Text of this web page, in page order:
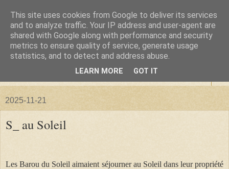
La forêt de Briqueloup
"Nous deviendrons des histoires pour nos enfants"
2025-11-21
S_ au Soleil
Les Barou du Soleil aimaient séjourner au Soleil dans leur propriété
This site uses cookies from Google to deliver its services
and to analyze traffic. Your IP address and user-agent are
shared with Google along with performance and security
metrics to ensure quality of service, generate usage
statistics, and to detect and address abuse.
LEARN MORE GOT IT